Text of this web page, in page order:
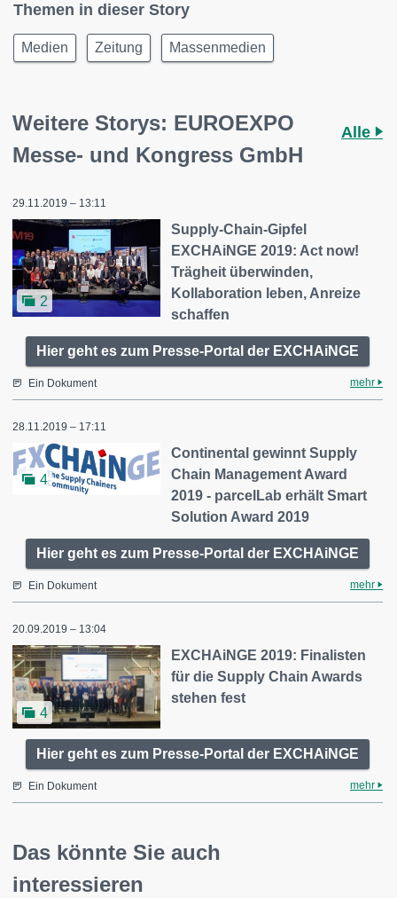
Themen in dieser Story
Medien Zeitung Massenmedien
Weitere Storys: EUROEXPO
Messe- und Kongress GmbH
Alle
29.11.2019 – 13:11
2
Supply-Chain-Gipfel
EXCHAiNGE 2019: Act now!
Trägheit überwinden,
Kollaboration leben, Anreize
schaffen
Hier geht es zum Presse-Portal der EXCHAiNGE
Ein Dokument mehr
28.11.2019 – 17:11
4
Continental gewinnt Supply
Chain Management Award
2019 - parcelLab erhält Smart
Solution Award 2019
Hier geht es zum Presse-Portal der EXCHAiNGE
Ein Dokument mehr
20.09.2019 – 13:04
4
EXCHAiNGE 2019: Finalisten
für die Supply Chain Awards
stehen fest
Hier geht es zum Presse-Portal der EXCHAiNGE
Ein Dokument mehr
Das könnte Sie auch
interessieren